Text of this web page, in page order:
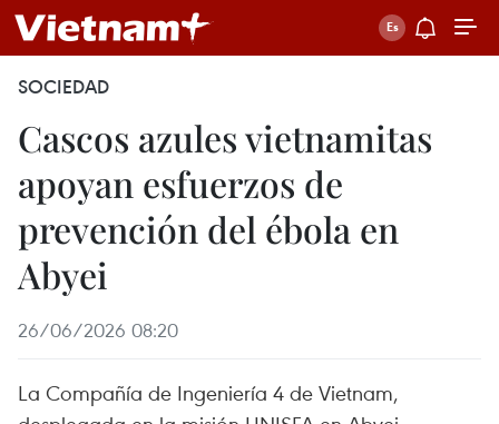
SOCIEDAD
Cascos azules vietnamitas
apoyan esfuerzos de
prevención del ébola en
Abyei
26/06/2026 08:20
La Compañía de Ingeniería 4 de Vietnam,